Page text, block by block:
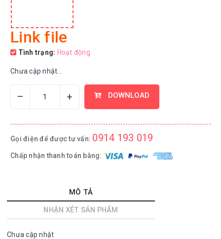
Link file
Tình trạng: Hoạt động
Chưa cập nhật...
– + DOWNLOAD
Gọi điện để được tư vấn: 0914 193 019
Chấp nhận thanh toán bằng:
MÔ TẢ
NHẬN XÉT SẢN PHẨM
Chưa cập nhật